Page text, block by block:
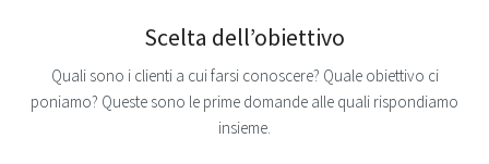
Scelta dell’obiettivo
Quali sono i clienti a cui farsi conoscere? Quale obiettivo ci
poniamo? Queste sono le prime domande alle quali rispondiamo
insieme.